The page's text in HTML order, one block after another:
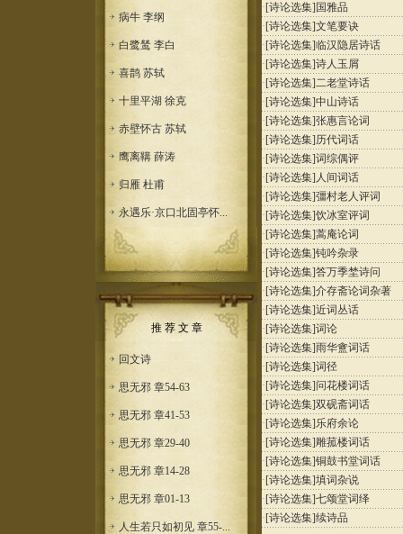
病牛 李纲
白鹭鸶 李白
喜鹊 苏轼
十里平湖 徐克
赤壁怀古 苏轼
鹰离鞲 薛涛
归雁 杜甫
永遇乐·京口北固亭怀...
推 荐 文 章
回文诗
思无邪 章54-63
思无邪 章41-53
思无邪 章29-40
思无邪 章14-28
思无邪 章01-13
人生若只如初见 章55-...
·[诗论选集] 国雅品
·[诗论选集]文笔要诀
·[诗论选集]临汉隐居诗话
·[诗论选集]诗人玉屑
·[诗论选集]二老堂诗话
·[诗论选集]中山诗话
·[诗论选集]张惠言论词
·[诗论选集]历代词话
·[诗论选集]词综偶评
·[诗论选集] 人间词话
·[诗论选集]彊村老人评词
·[诗论选集]饮冰室评词
·[诗论选集]蒿庵论词
·[诗论选集]钝吟杂录
·[诗论选集]答万季埜诗问
·[诗论选集]介存斋论词杂著
·[诗论选集]近词丛话
·[诗论选集]词论
·[诗论选集]雨华盦词话
·[诗论选集]词径
·[诗论选集]问花楼词话
·[诗论选集]双砚斋词话
·[诗论选集]乐府余论
·[诗论选集]雕菰楼词话
·[诗论选集]铜鼓书堂词话
·[诗论选集]填词杂说
·[诗论选集]七颂堂词绎
·[诗论选集]续诗品